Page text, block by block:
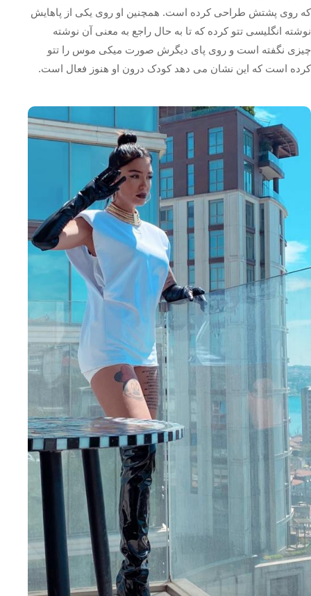
که روی پشتش طراحی کرده است. همچنین او روی یکی از پاهایش
نوشته انگلیسی تتو کرده که تا به حال راجع به معنی آن نوشته
چیزی نگفته است و روی پای دیگرش صورت میکی‌ موس را تتو
کرده است که این نشان می دهد کودک درون او هنوز فعال است.